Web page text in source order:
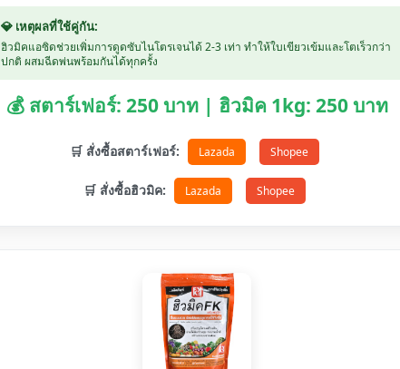
💎 เหตุผลที่ใช้คู่กัน:
ฮิวมิคแอซิดช่วยเพิ่มการดูดซับไนโตรเจนได้ 2-3 เท่า ทำให้ใบเขียวเข้มและโตเร็วกว่า
ปกติ ผสมฉีดพ่นพร้อมกันได้ทุกครั้ง
💰 สตาร์เฟอร์: 250 บาท | ฮิวมิค 1kg: 250 บาท
🛒 สั่งซื้อสตาร์เฟอร์: Lazada Shopee
🛒 สั่งซื้อฮิวมิค: Lazada Shopee